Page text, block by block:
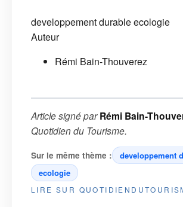
developpement durableecologie
Auteur
Rémi Bain-Thouverez
Article signé parRémi Bain-
Quotidien du Tourisme.
Sur le même thème :
developpement
ecologie
LIRE SUR